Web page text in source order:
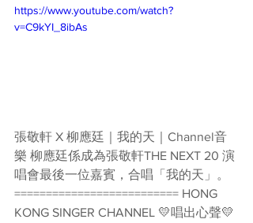
https://www.youtube.com/watch?
v=C9kYI_8ibAs
張敬軒 X 柳應廷｜我的天｜Channel音
樂 柳應廷係成為張敬軒THE NEXT 20 演
唱會最後一位嘉賓，合唱「我的天」。
========================== HONG
KONG SINGER CHANNEL 💛唱出心聲💛